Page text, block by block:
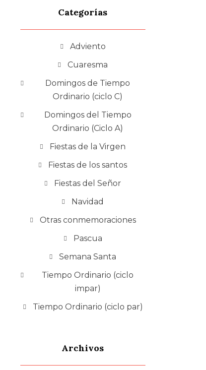
Categorías
Adviento
Cuaresma
Domingos de Tiempo
Ordinario (ciclo C)
Domingos del Tiempo
Ordinario (Ciclo A)
Fiestas de la Virgen
Fiestas de los santos
Fiestas del Señor
Navidad
Otras conmemoraciones
Pascua
Semana Santa
Tiempo Ordinario (ciclo
impar)
Tiempo Ordinario (ciclo par)
Archivos